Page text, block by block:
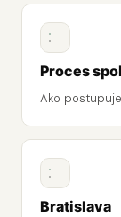
Proces
Ako
Bratislava